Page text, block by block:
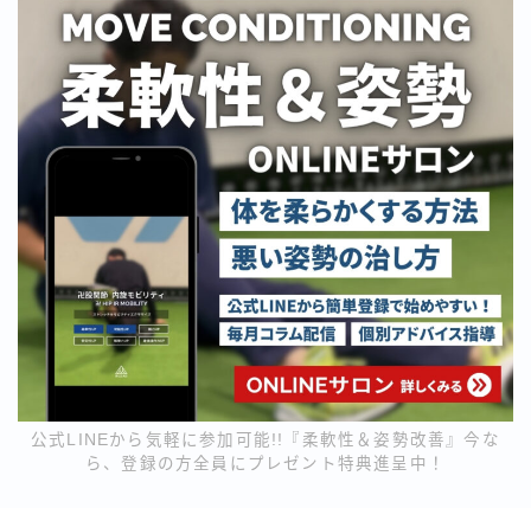
公式LINEから気軽に参加可能!!『柔軟性＆姿勢改善』今な
ら、登録の方全員にプレゼント特典進呈中！